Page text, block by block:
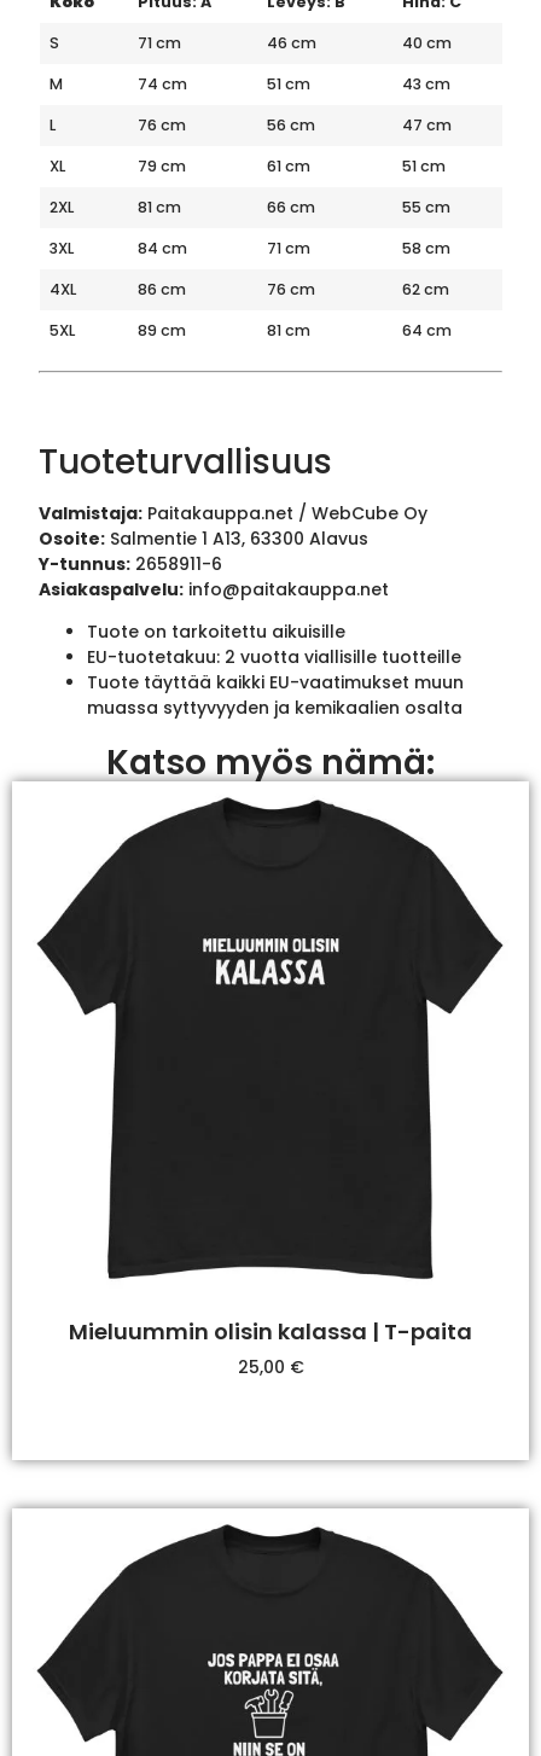
S
71 cm 46 cm
40 cm
M
74 cm 51 cm
43 cm
L
76 cm 56 cm
47 cm
XL
79 cm 61 cm
51 cm
2XL
81 cm 66 cm
55 cm
3XL
84 cm 71 cm
58 cm
4XL
86 cm 76 cm
62 cm
5XL
89 cm 81 cm 64 cm
Tuoteturvallisuus
Valmistaja: Paitakauppa.net / WebCube Oy
Osoite: Salmentie 1 A13, 63300 Alavus
Y-tunnus: 2658911-6
Asiakaspalvelu: info@paitakauppa.net
Tuote on tarkoitettu aikuisille
EU-tuotetakuu: 2 vuotta viallisille tuotteille
Tuote täyttää kaikki EU-vaatimukset muun
muassa syttyvyyden ja kemikaalien osalta
Katso myös nämä:
Mieluummin olisin kalassa | T-paita
25,00 €